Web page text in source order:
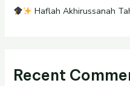
Haflah Akhirussanah
Recent